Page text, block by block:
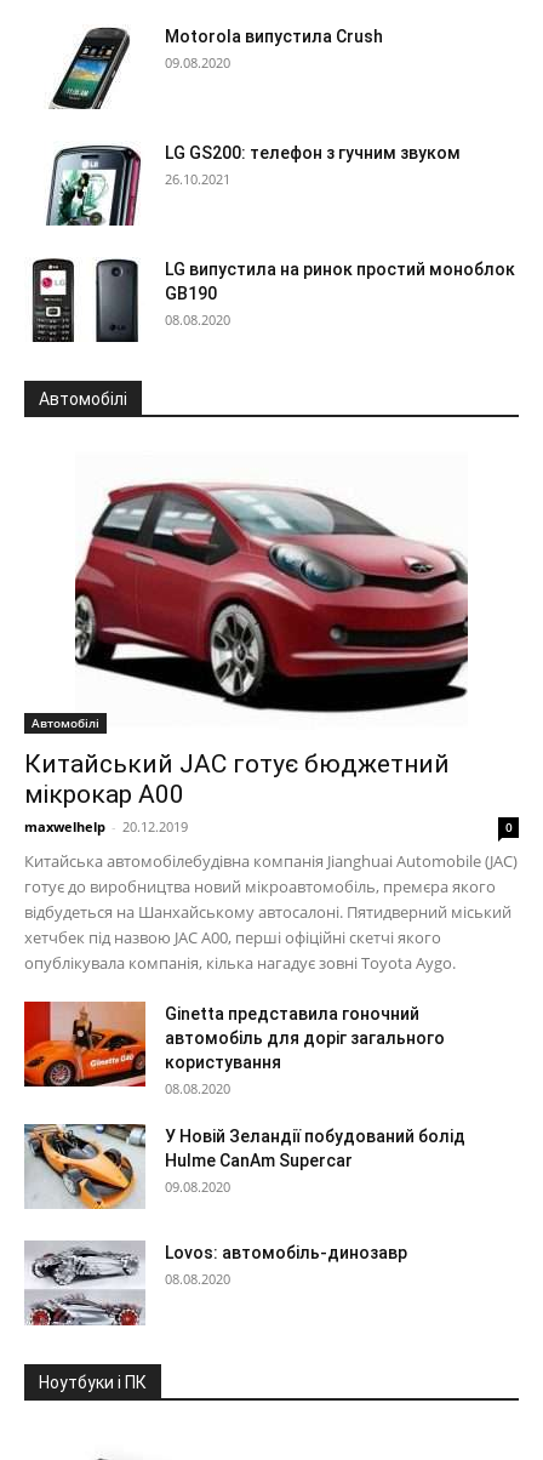
Motorola випустила Crush
09.08.2020
LG GS200: телефон з гучним звуком
26.10.2021
LG випустила на ринок простий моноблок
GB190
08.08.2020
Автомобілі
Автомобілі
Китайський JAC готує бюджетний
мікрокар A00
maxwelhelp - 20.12.2019 0
Китайська автомобілебудівна компанія Jianghuai Automobile (JAC)
готує до виробництва новий мікроавтомобіль, премєра якого
відбудеться на Шанхайському автосалоні. Пятидверний міський
хетчбек під назвою JAC A00, перші офіційні скетчі якого
опублікувала компанія, кілька нагадує зовні Toyota Aygo.
Ginetta представила гоночний
автомобіль для доріг загального
користування
08.08.2020
У Новій Зеландії побудований болід
Hulme CanAm Supercar
09.08.2020
Lovos: автомобіль-динозавр
08.08.2020
Ноутбуки і ПК